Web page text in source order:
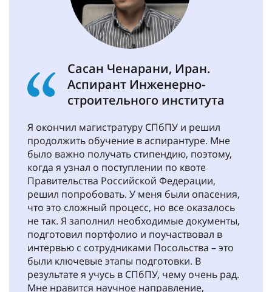
Сасан Ченарани, Иран.
Аспирант Инженерно-
строительного института
Я окончил магистратуру СПбПУ и решил
продолжить обучение в аспирантуре. Мне
было важно получать стипендию, поэтому,
когда я узнал о поступлении по квоте
Правительства Российской Федерации,
решил попробовать. У меня были опасения,
что это сложный процесс, но все оказалось
не так. Я заполнил необходимые документы,
подготовил портфолио и поучаствовал в
интервью с сотрудниками Посольства – это
были ключевые этапы подготовки. В
результате я учусь в СПбПУ, чему очень рад.
Мне нравится научное направление,